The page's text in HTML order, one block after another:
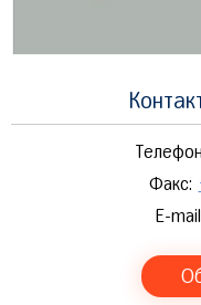
Факс:
E-